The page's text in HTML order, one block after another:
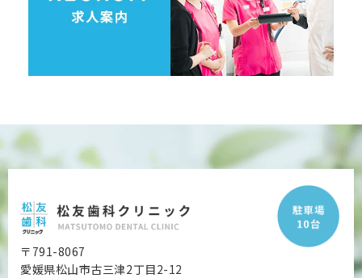
〒791-8067
愛媛県松山市古三津2丁目2-12